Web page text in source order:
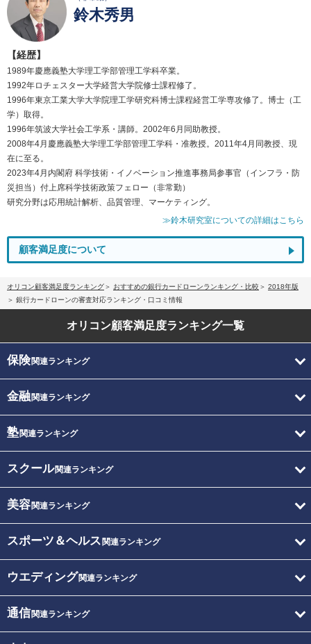
鈴木秀男
【経歴】
1989年慶應義塾大学理工学部管理工学科卒業。
1992年ロチェスター大学経営大学院修士課程修了。
1996年東京工業大学大学院理工学研究科博士課程経営工学専攻修了。博士（工
学）取得。
1996年筑波大学社会工学系・講師。2002年6月同助教授。
2008年4月慶應義塾大学理工学部管理工学科・准教授。2011年4月同教授、現
在に至る。
2023年4月内閣府 科学技術・イノベーション推進事務局参事官（インフラ・防
災担当）付上席科学技術政策フェロー（非常勤）
研究分野は応用統計解析、品質管理、マーケティング。
≫鈴木研究室についての詳細はこちら
顧客満足度について
オリコン顧客満足度ランキング おすすめの銀行カードローンランキング・比較
2018年版
銀行カードローンの審査対応ランキング・口コミ情報
オリコン顧客満足度ランキング一覧
保険関連ランキング
金融関連ランキング
塾関連ランキング
スクール関連ランキング
美容関連ランキング
スポーツ＆ヘルス 関連ランキング
ウエディング関連ランキング
通信関連ランキング